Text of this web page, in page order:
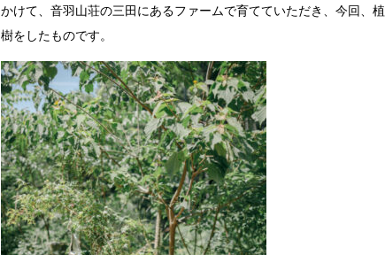
かけて、音羽山荘の三田にあるファームで育てていただき、今回、植
樹をしたものです。